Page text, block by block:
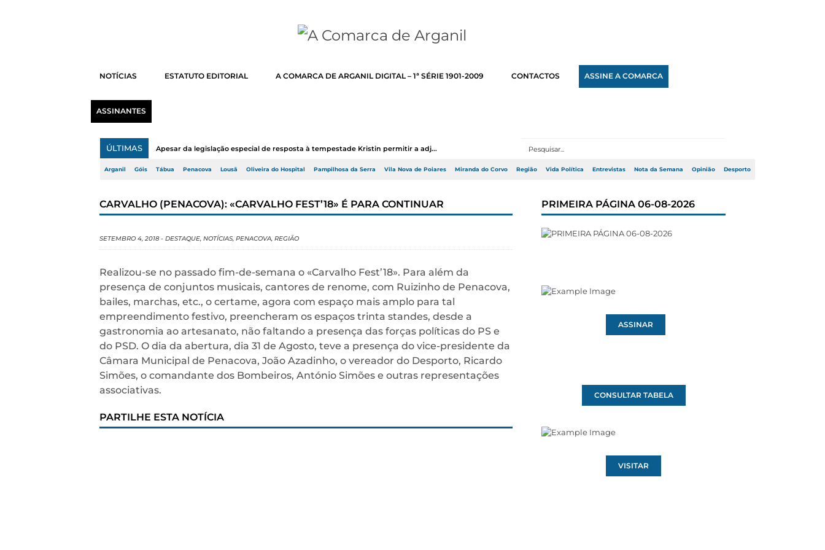
NOTÍCIAS ESTATUTO EDITORIAL A COMARCA DE ARGANIL DIGITAL – 1ª SÉRIE 1901-2009 CONTACTOS ASSINE A COMARCA
ASSINANTES
ÚLTIMAS Apesar da legislação especial de resposta à tempestade Kristin permitir a adj...
Arganil Góis Tábua Penacova Lousã Oliveira do Hospital Pampilhosa da Serra Vila Nova de Poiares Miranda do Corvo Região Vida Política Entrevistas Nota da Semana Opinião Desporto
CARVALHO (PENACOVA): «CARVALHO FEST’18» É PARA CONTINUAR
SETEMBRO 4, 2018 - DESTAQUE, NOTÍCIAS, PENACOVA, REGIÃO
Realizou-se no passado fim-de-semana o «Carvalho Fest’18». Para além da
presença de conjuntos musicais, cantores de renome, com Ruizinho de Penacova,
bailes, marchas, etc., o certame, agora com espaço mais amplo para tal
empreendimento festivo, preencheram os espaços trinta standes, desde a
gastronomia ao artesanato, não faltando a presença das forças políticas do PS e
do PSD. O dia da abertura, dia 31 de Agosto, teve a presença do vice-presidente da
Câmara Municipal de Penacova, João Azadinho, o vereador do Desporto, Ricardo
Simões, o comandante dos Bombeiros, António Simões e outras representações
associativas.
PARTILHE ESTA NOTÍCIA
PRIMEIRA PÁGINA 06-08-2026
ASSINAR
CONSULTAR TABELA
VISITAR